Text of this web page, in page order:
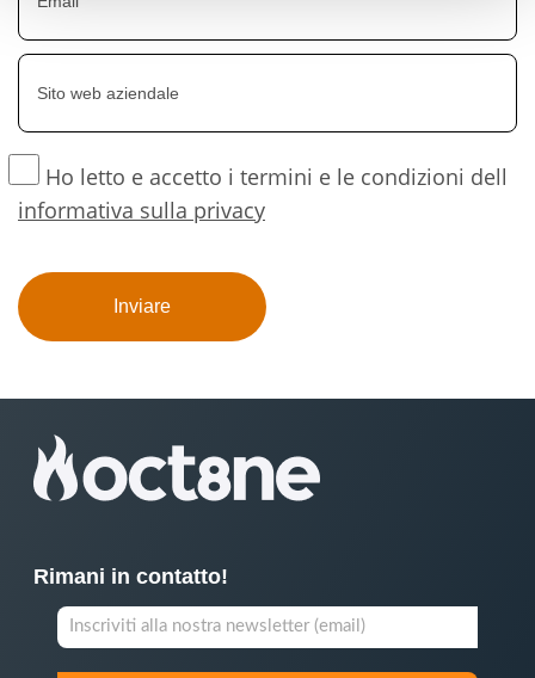
Ho letto e accetto i termini e le condizioni dell
informativa sulla privacy
Rimani in contatto!